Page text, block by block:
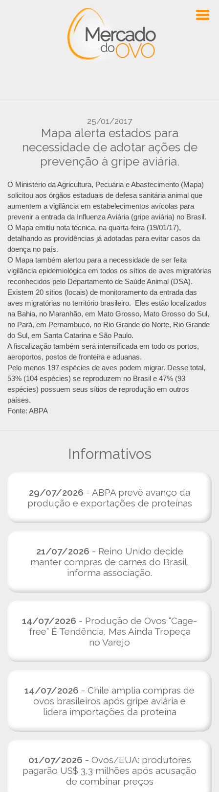
25/01/2017
Mapa alerta estados para
necessidade de adotar ações de
prevenção à gripe aviária.
O Ministério da Agricultura, Pecuária e Abastecimento (Mapa)
solicitou aos órgãos estaduais de defesa sanitária animal que
aumentem a vigilância em estabelecimentos avícolas para
prevenir a entrada da Influenza Aviária (gripe aviária) no Brasil.
O Mapa emitiu nota técnica, na quarta-feira (19/01/17),
detalhando as providências já adotadas para evitar casos da
doença no país.
O Mapa também alertou para a necessidade de ser feita
vigilância epidemiológica em todos os sítios de aves migratórias
reconhecidos pelo Departamento de Saúde Animal (DSA).
Existem 20 sítios (locais) de monitoramento da entrada das
aves migratórias no território brasileiro. Eles estão localizados
na Bahia, no Maranhão, em Mato Grosso, Mato Grosso do Sul,
no Pará, em Pernambuco, no Rio Grande do Norte, Rio Grande
do Sul, em Santa Catarina e São Paulo.
A fiscalização também será intensificada em todo os portos,
aeroportos, postos de fronteira e aduanas.
Pelo menos 197 espécies de aves podem migrar. Desse total,
53% (104 espécies) se reproduzem no Brasil e 47% (93
espécies) possuem seus sítios de reprodução em outros
países.
Fonte: ABPA
Informativos
29/07/2026 - ABPA prevê avanço da
produção e exportações de proteínas
21/07/2026 - Reino Unido decide
manter compras de carnes do Brasil,
informa associação.
14/07/2026 - Produção de Ovos “Cage-
free” É Tendência, Mas Ainda Tropeça
no Varejo
14/07/2026 - Chile amplia compras de
ovos brasileiros após gripe aviária e
lidera importações da proteína
01/07/2026 - Ovos/EUA: produtores
pagarão US$ 3,3 milhões após acusação
de combinar preços